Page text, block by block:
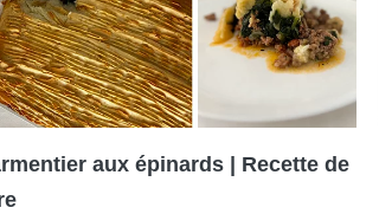
aux épinards | Recette de